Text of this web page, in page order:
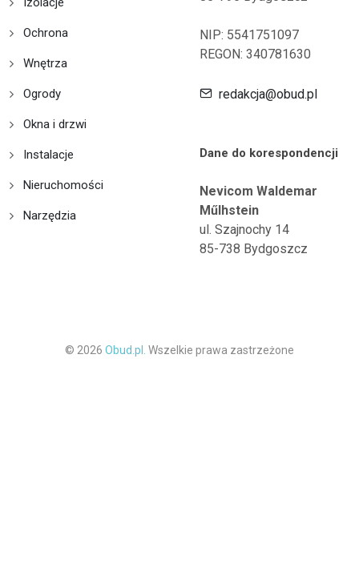
Ochrona
Wnętrza
Ogrody
Okna i drzwi
Instalacje
Nieruchomości
Narzędzia
NIP: 5541751097
REGON: 340781630
redakcja@obud.pl
Dane do korespondencji
Nevicom Waldemar
Műlhstein
ul. Szajnochy 14
85-738 Bydgoszcz
© 2026 Obud.pl. Wszelkie prawa zastrzeżone